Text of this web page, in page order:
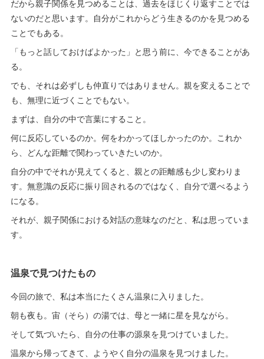
だから親子関係を見つめることは、過去をほじくり返すことでは
ないのだと思います。自分がこれからどう生きるのかを見つめる
ことでもある。
「もっと話しておけばよかった」と思う前に、今できることがあ
る。
でも、それは必ずしも仲直りではありません。親を変えることで
も、無理に近づくことでもない。
まずは、自分の中で言葉にすること。
何に反応しているのか。何をわかってほしかったのか。これか
ら、どんな距離で関わっていきたいのか。
自分の中でそれが見えてくると、親との距離感も少し変わりま
す。無意識の反応に振り回されるのではなく、自分で選べるよう
になる。
それが、親子関係における対話の意味なのだと、私は思っていま
す。
温泉で見つけたもの
今回の旅で、私は本当にたくさん温泉に入りました。
朝も夜も。宙（そら）の湯では、母と一緒に星を見ながら。
そして気づいたら、自分の仕事の源泉を見つけていました。
温泉から帰ってきて、ようやく自分の温泉を見つけました。